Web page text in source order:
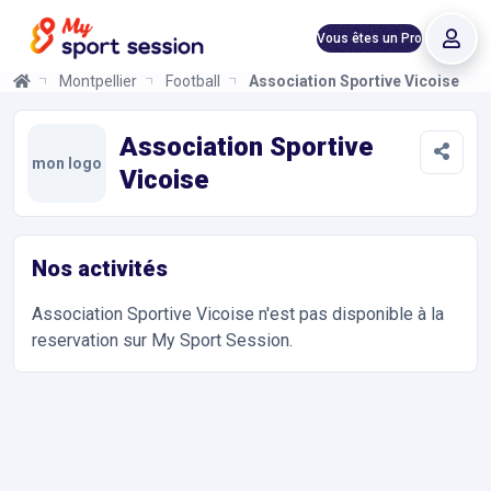
Vous êtes un Pro
Montpellier Football Association Sportive Vicoise
mon logo
Association Sportive
Vicoise
Nos activités
Association Sportive Vicoise n'est pas disponible à la
reservation sur My Sport Session.